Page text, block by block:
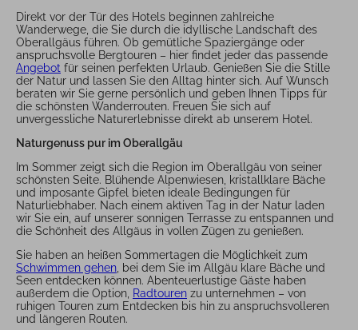
Direkt vor der Tür des Hotels beginnen zahlreiche
Wanderwege, die Sie durch die idyllische Landschaft des
Oberallgäus führen. Ob gemütliche Spaziergänge oder
anspruchsvolle Bergtouren – hier findet jeder das passende
Angebot für seinen perfekten Urlaub. Genießen Sie die Stille
der Natur und lassen Sie den Alltag hinter sich. Auf Wunsch
beraten wir Sie gerne persönlich und geben Ihnen Tipps für
die schönsten Wanderrouten. Freuen Sie sich auf
unvergessliche Naturerlebnisse direkt ab unserem Hotel.
Naturgenuss pur im Oberallgäu
Im Sommer zeigt sich die Region im Oberallgäu von seiner
schönsten Seite. Blühende Alpenwiesen, kristallklare Bäche
und imposante Gipfel bieten ideale Bedingungen für
Naturliebhaber. Nach einem aktiven Tag in der Natur laden
wir Sie ein, auf unserer sonnigen Terrasse zu entspannen und
die Schönheit des Allgäus in vollen Zügen zu genießen.
Sie haben an heißen Sommertagen die Möglichkeit zum
Schwimmen gehen , bei dem Sie im Allgäu klare Bäche und
Seen entdecken können. Abenteuerlustige Gäste haben
außerdem die Option, Radtouren zu unternehmen – von
ruhigen Touren zum Entdecken bis hin zu anspruchsvolleren
und längeren Routen.